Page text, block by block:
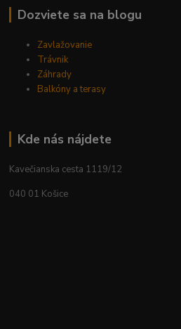
Dozviete sa na blogu
Zavlažovanie
Trávnik
Záhrady
Balkóny a terasy
Kde nás nájdete
Kavečianska cesta 1119/12
040 01 Košice